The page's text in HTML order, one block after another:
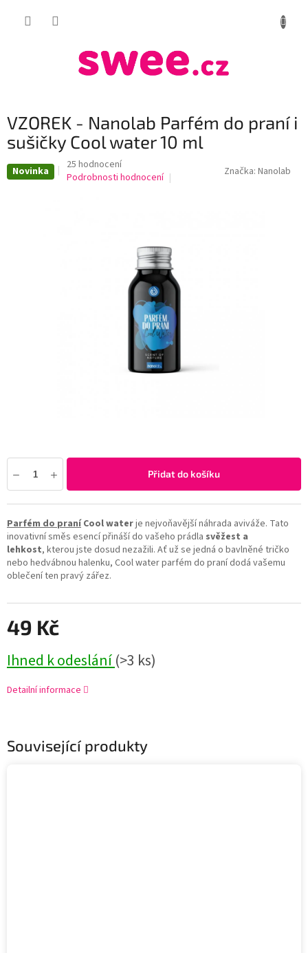
VZOREK - Nanolab Parfém do praní i
sušičky Cool water 10 ml
Novinka
Průměrné
hodnocení
25 hodnocení
Podrobnosti hodnocení
Značka: Nanolab
49 Kč
Ihned k odeslání(>3 ks)
Přidat do košíku
Parfém do praníCool waterje nejvoňavější náhrada aviváže. Tato
inovativní směs esencí přináší do vašeho prádla svěžest a
lehkost, kterou jste dosud nezažili. Ať už se jedná o bavlněné tričko
nebo hedvábnou halenku, Cool water parfém do praní dodá vašemu
oblečení ten pravý zářez.
Detailní informace
Související produkty